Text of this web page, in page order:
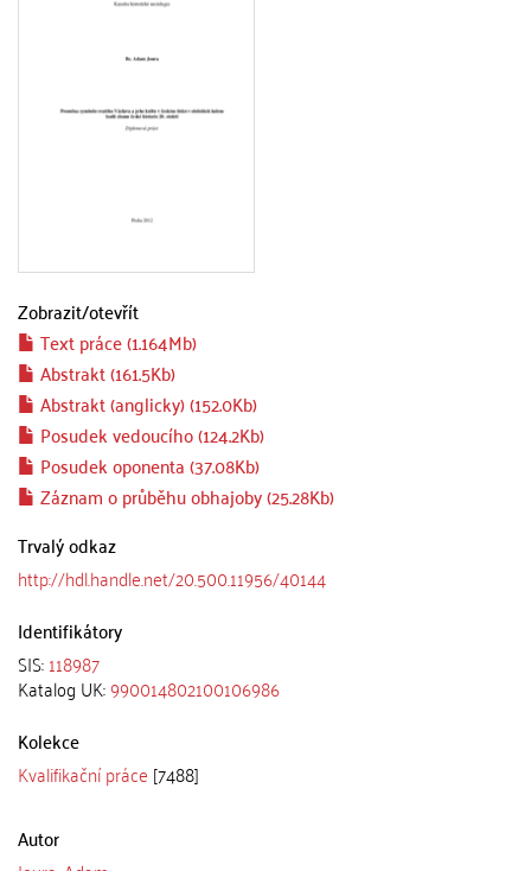
Zobrazit/otevřít
Text práce (1.164Mb)
Abstrakt (161.5Kb)
Abstrakt (anglicky) (152.0Kb)
Posudek vedoucího (124.2Kb)
Posudek oponenta (37.08Kb)
Záznam o průběhu obhajoby (25.28Kb)
Trvalý odkaz
http://hdl.handle.net/20.500.11956/40144
Identifikátory
SIS:118987
Katalog UK:990014802100106986
Kolekce
Kvalifikační práce [7488]
Autor